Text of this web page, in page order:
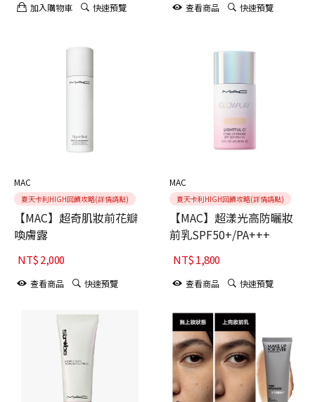
加入購物車 快速預覽 查看商品 快速預覽
MAC
夏天卡利HIGH回饋攻略(詳情請點)
【MAC】超奇肌妝前花瓣
喚膚露
NT$2,000
查看商品 快速預覽
MAC
夏天卡利HIGH回饋攻略(詳情請點)
【MAC】超漾光高防曬妝
前乳SPF50+/PA+++
NT$1,800
查看商品 快速預覽